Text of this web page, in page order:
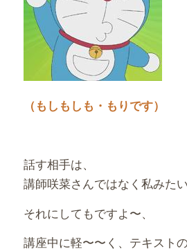
（もしもしも・もりです）
話す相手は、
講師咲菜さんではなく私みたい
それにしてもですよ〜、
講座中に軽〜〜く、テキスト